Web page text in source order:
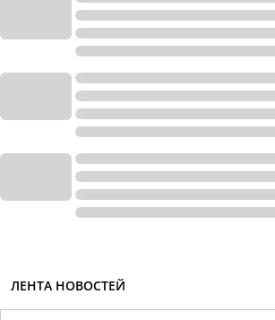
ЛЕНТА НОВОСТЕЙ